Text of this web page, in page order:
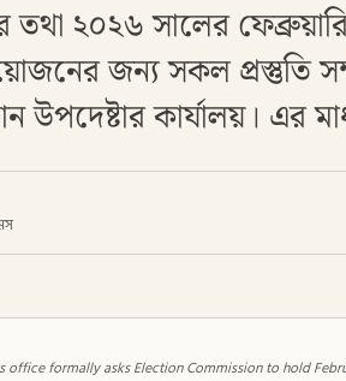
তথা ২০২৬ সালের
জন্য সকল প্রস্তুতি
উপদেষ্টার কার্যালয়। এর
office formally asks Election Commission to hold